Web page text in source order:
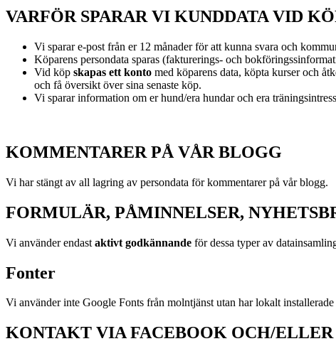
VARFÖR SPARAR VI KUNDDATA VID
Vi sparar e-post från er 12 månader för att kunna svara och
Köparens persondata sparas (fakturerings- och
Vid köp skapas ett konto med köparens data, köpta kurser och
och få översikt över sina senaste köp.
Vi sparar information om er hund/era hundar och era
KOMMENTARER PÅ VÅR BLOGG
Vi har stängt av all lagring av persondata för kommentarer på vår blogg.
FORMULÄR, PÅMINNELSER,
Vi använder endast aktivt godkännande för dessa typer av
Fonter
Vi använder inte Google Fonts från molntjänst utan har lokalt
KONTAKT VIA FACEBOOK OCH/